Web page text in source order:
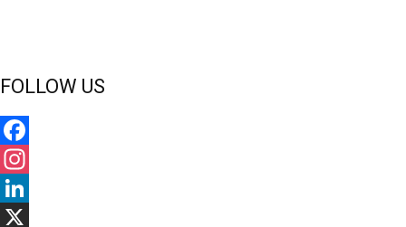
FOLLOW US
Facebook
Instagram
LinkedIn